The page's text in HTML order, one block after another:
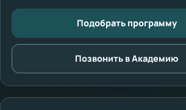
Подобрать программу
Позвонить в Академию